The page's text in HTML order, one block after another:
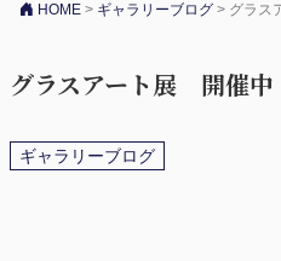
HOME > ギャラリーブログ > グラス
グラスアート展 開催中
ギャラリーブログ